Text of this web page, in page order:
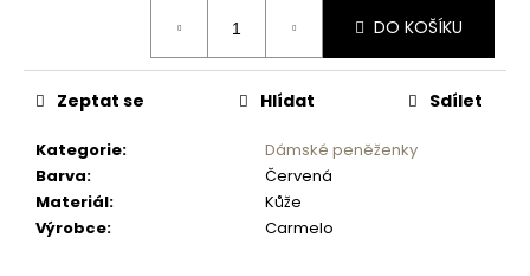
DO KOŠÍKU
Kategorie:
Dámské peněženky
Barva:
Červená
Materiál:
Kůže
Výrobce: Carmelo
Zeptat se Hlídat Sdílet
e
m
e
CESTOVNÍ